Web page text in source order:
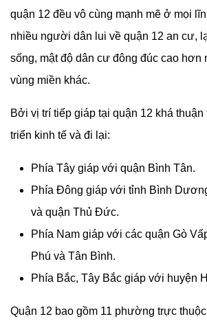
quận 12 đều vô cùng mạnh mẽ ở mọi
nhiều người dân lui về quận 12 an cư,
sống, mật độ dân cư đông đúc cao hơn
vùng miền khác.
Bởi vị trí tiếp giáp tại quận 12 khá
triển kinh tế và đi lại:
Phía Tây giáp với quận Bình Tân.
Phía Đông giáp với tỉnh Bình
và quận Thủ Đức.
Phía Nam giáp với các quận Gò
Phú và Tân Bình.
Phía Bắc, Tây Bắc giáp với huyện
Quận 12 bao gồm 11 phường trực